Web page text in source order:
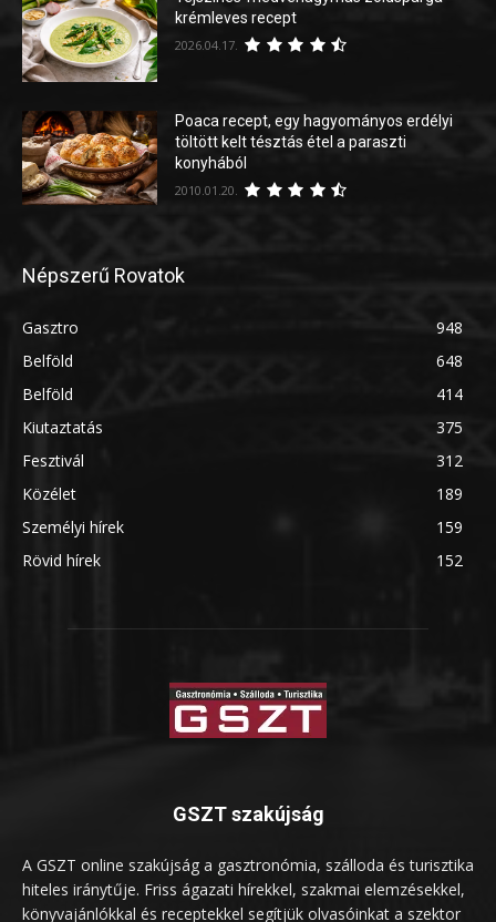
krémleves recept
2026.04.17.
Poaca recept, egy hagyományos erdélyi
töltött kelt tésztás étel a paraszti
konyhából
2010.01.20.
Népszerű Rovatok
Gasztro
948
Belföld
648
Belföld
414
Kiutaztatás
375
Fesztivál
312
Közélet
189
Személyi hírek
159
Rövid hírek
152
GSZT szakújság
A GSZT online szakújság a gasztronómia, szálloda és turisztika
hiteles iránytűje. Friss ágazati hírekkel, szakmai elemzésekkel,
könyvajánlókkal és receptekkel segítjük olvasóinkat a szektor